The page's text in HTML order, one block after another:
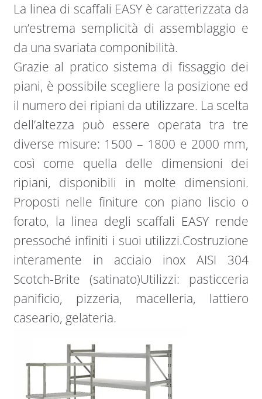
La linea di scaffali EASY è caratterizzata da
un’estrema semplicità di assemblaggio e
da una svariata componibilità.
Grazie al pratico sistema di fissaggio dei
piani, è possibile scegliere la posizione ed
il numero dei ripiani da utilizzare. La scelta
dell’altezza può essere operata tra tre
diverse misure: 1500 – 1800 e 2000 mm,
così come quella delle dimensioni dei
ripiani, disponibili in molte dimensioni.
Proposti nelle finiture con piano liscio o
forato, la linea degli scaffali EASY rende
pressoché infiniti i suoi utilizzi.Costruzione
interamente in acciaio inox AISI 304
Scotch-Brite (satinato)Utilizzi: pasticceria
panificio, pizzeria, macelleria, lattiero
caseario, gelateria.